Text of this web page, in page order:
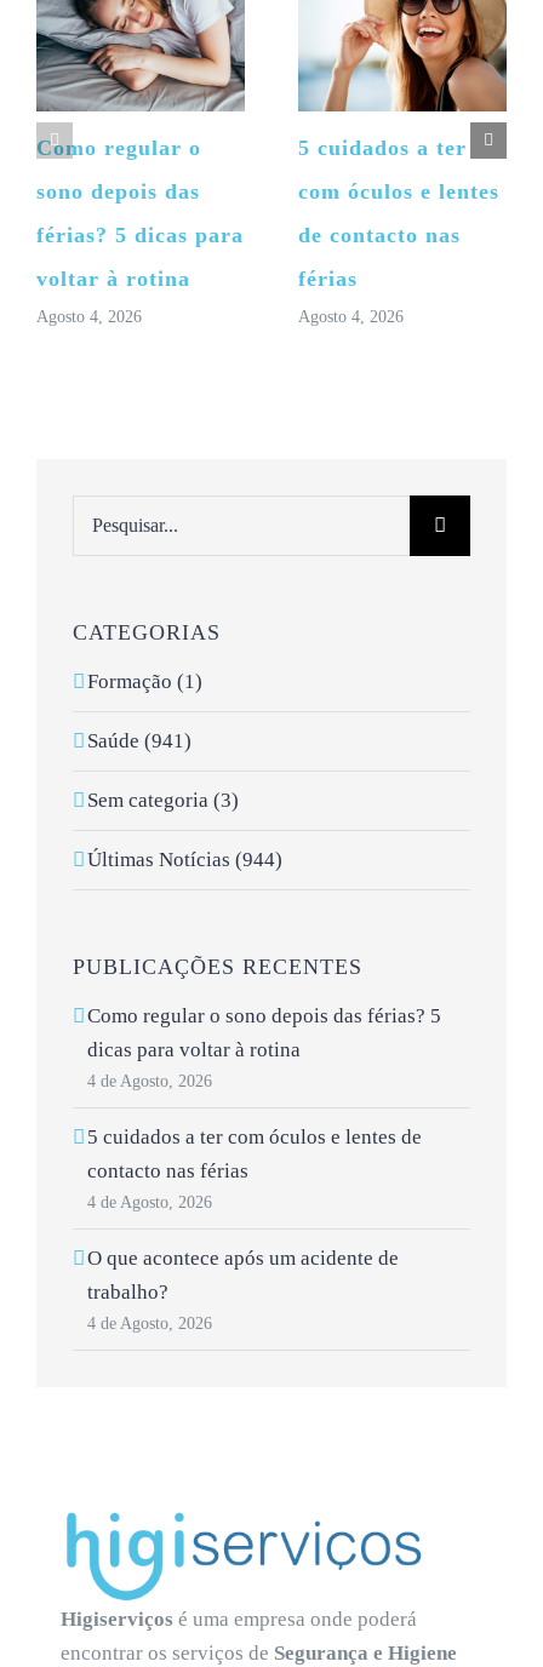
Como regular o
sono depois das
férias? 5 dicas para
voltar à rotina
Agosto 4, 2026
5 cuidados a ter
com óculos e lentes
de contacto nas
férias
Agosto 4, 2026
CATEGORIAS
Formação (1)
Saúde (941)
Sem categoria (3)
Últimas Notícias (944)
PUBLICAÇÕES RECENTES
Como regular o sono depois das férias? 5
dicas para voltar à rotina
4 de Agosto, 2026
5 cuidados a ter com óculos e lentes de
contacto nas férias
4 de Agosto, 2026
O que acontece após um acidente de
trabalho?
4 de Agosto, 2026
Higiserviços é uma empresa onde poderá
encontrar os serviços de Segurança e Higiene